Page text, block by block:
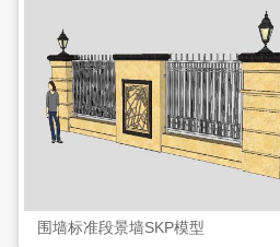
围墙标准段景墙SKP模型